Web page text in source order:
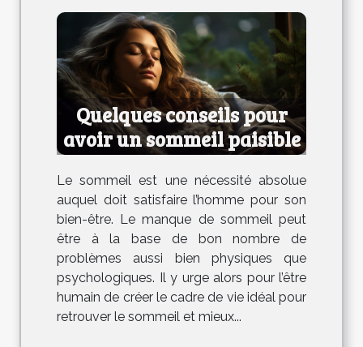
Quelques conseils pour
avoir un sommeil paisible
Le sommeil est une nécessité absolue
auquel doit satisfaire l’homme pour son
bien-être. Le manque de sommeil peut
être à la base de bon nombre de
problèmes aussi bien physiques que
psychologiques. Il y urge alors pour l’être
humain de créer le cadre de vie idéal pour
retrouver le sommeil et mieux...